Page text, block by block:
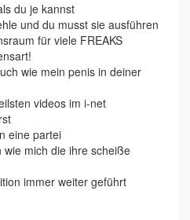
du je kannst
und du musst sie ausführen
für viele FREAKS
wie mein penis in deiner
videos im i-net
eine partei
wie mich die ihre scheiße
immer weiter geführt